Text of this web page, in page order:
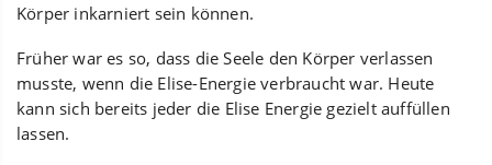
Körper inkarniert sein können.
Früher war es so, dass die Seele den Körper verlassen
musste, wenn die Elise-Energie verbraucht war. Heute
kann sich bereits jeder die Elise Energie gezielt auffüllen
lassen.